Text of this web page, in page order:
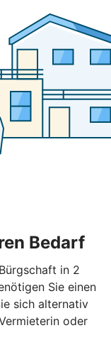
Bedarf
in 2
Sie einen
sich alternativ
oder